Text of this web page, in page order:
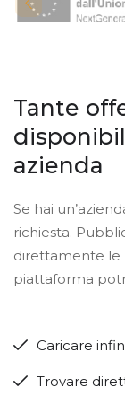
Tante
azienda
Se hai
richiesta.
direttamente le
piattaforma
Caricare
Trovare